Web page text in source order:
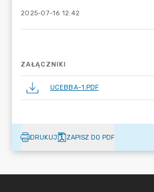
2025-07-16 12:42
ZAŁĄCZNIKI
UCEBBA~1.PDF
DRUKUJ ZAPISZ DO PDF